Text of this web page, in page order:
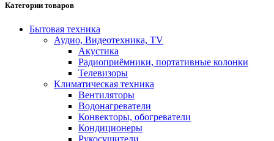
Категории товаров
Бытовая техника
Аудио, Видеотехника, TV
Акустика
Радиоприёмники, портативные колонки
Телевизоры
Климатическая техника
Вентиляторы
Водонагреватели
Конвекторы, обогреватели
Кондиционеры